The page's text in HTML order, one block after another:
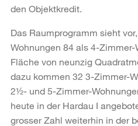
den Objektkredit.
Das Raumprogramm sieht
Wohnungen 84 als 4-
Fläche von neunzig
dazu kommen 32 3-Zimmer-
2½- und 5-Zimmer-
heute in der Hardau I
grosser Zahl weiterhin in der